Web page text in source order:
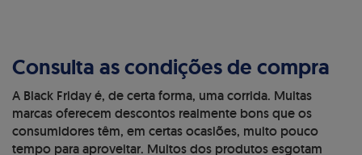
Consulta as condições de compra
A Black Friday é, de certa forma, uma corrida. Muitas
marcas oferecem descontos realmente bons que os
consumidores têm, em certas ocasiões, muito pouco
tempo para aproveitar. Muitos dos produtos esgotam